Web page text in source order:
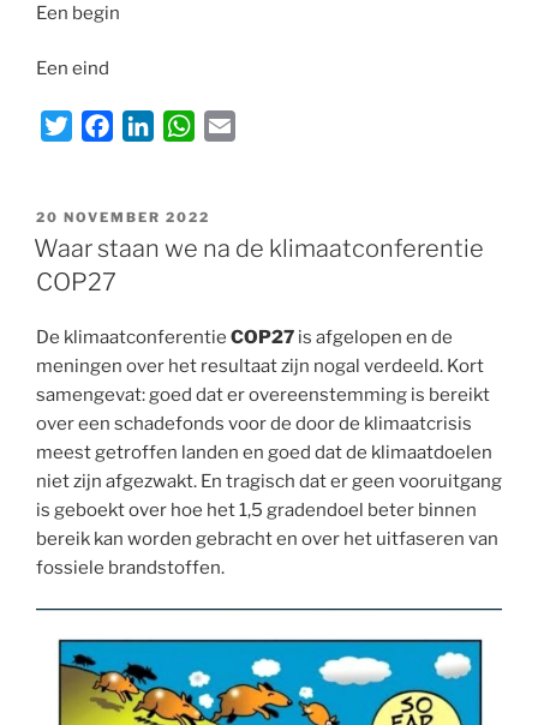
Een begin
Een eind
t
t
e
e
b
o
k
k
e
n
W
t
s
p
l
GEPLAATST
OP
20 NOVEMBER 2022
Waar staan we na de klimaatconferentie
COP27
De klimaatconferentie COP27 is afgelopen en de
meningen over het resultaat zijn nogal verdeeld. Kort
samengevat: goed dat er overeenstemming is bereikt
over een schadefonds voor de door de klimaatcrisis
meest getroffen landen en goed dat de klimaatdoelen
niet zijn afgezwakt. En tragisch dat er geen vooruitgang
is geboekt over hoe het 1,5 gradendoel beter binnen
bereik kan worden gebracht en over het uitfaseren van
fossiele brandstoffen.